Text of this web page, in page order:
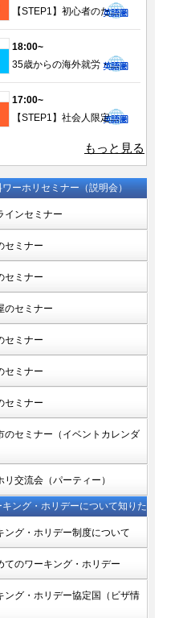
【STEP1】初心者のための成功するワーホリ・留学準備｜現地仕事＆ビザ情報も徹底解説！
18:00~
35歳からの海外就労・セカンドキャリア実現セミナー
17:00~
【STEP1】社会人限定！仕事を辞めてワーホリ！帰国後の挑戦に備えるセミナー(少人数制)
もっと見る
ワーホリセミナー（説明会）
インセミナー
セミナー
セミナー
のセミナー
セミナー
セミナー
セミナー
のセミナー（イベントカレンダ
リ交流会（パーティー）
キング・ホリデーについて知りた
ング・ホリデー制度について
てのワーキング・ホリデー
ング・ホリデー協定国（ビザ情